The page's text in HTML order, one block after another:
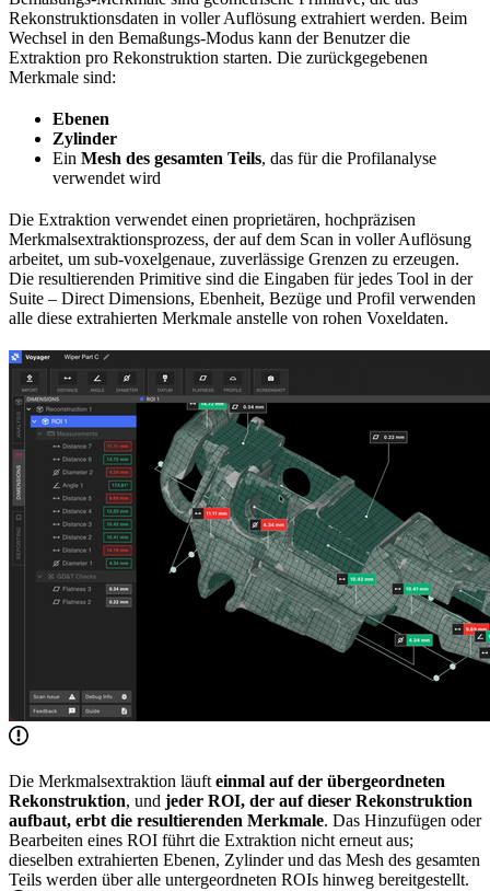
Rekonstruktionsdaten in voller Auflösung extrahiert werden. Beim
Wechsel in den Bemaßungs-Modus kann der Benutzer die
Extraktion pro Rekonstruktion starten. Die zurückgegebenen
Merkmale sind:
Ebenen
Zylinder
Ein Mesh des gesamten Teils, das für die Profilanalyse
verwendet wird
Die Extraktion verwendet einen proprietären, hochpräzisen
Merkmalsextraktionsprozess, der auf dem Scan in voller Auflösung
arbeitet, um sub-voxelgenaue, zuverlässige Grenzen zu erzeugen.
Die resultierenden Primitive sind die Eingaben für jedes Tool in der
Suite – Direct Dimensions, Ebenheit, Bezüge und Profil verwenden
alle diese extrahierten Merkmale anstelle von rohen Voxeldaten.
Die Merkmalsextraktion läuft einmal auf der übergeordneten
Rekonstruktion, und jeder ROI, der auf dieser Rekonstruktion
aufbaut, erbt die resultierenden Merkmale. Das Hinzufügen oder
Bearbeiten eines ROI führt die Extraktion nicht erneut aus;
dieselben extrahierten Ebenen, Zylinder und das Mesh des gesamten
Teils werden über alle untergeordneten ROIs hinweg bereitgestellt.